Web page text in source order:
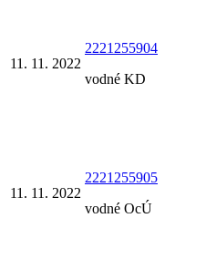
11. 11. 2022
2221255904
vodné KD
11. 11. 2022
2221255905
vodné OcÚ